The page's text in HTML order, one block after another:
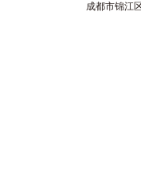
成都市锦江